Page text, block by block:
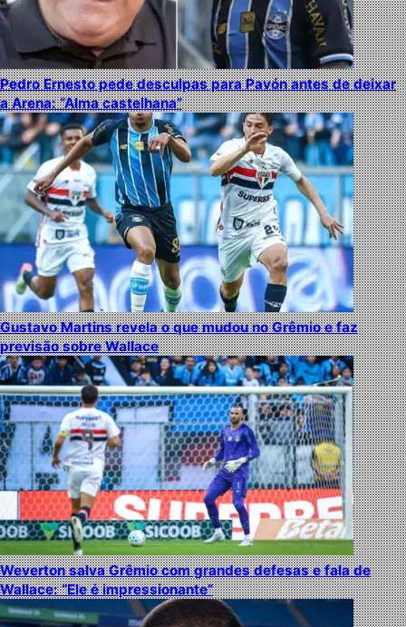
Pedro Ernesto pede desculpas para Pavón antes de deixar
a Arena: “Alma castelhana”
Gustavo Martins revela o que mudou no Grêmio e faz
previsão sobre Wallace
Weverton salva Grêmio com grandes defesas e fala de
Wallace: “Ele é impressionante”